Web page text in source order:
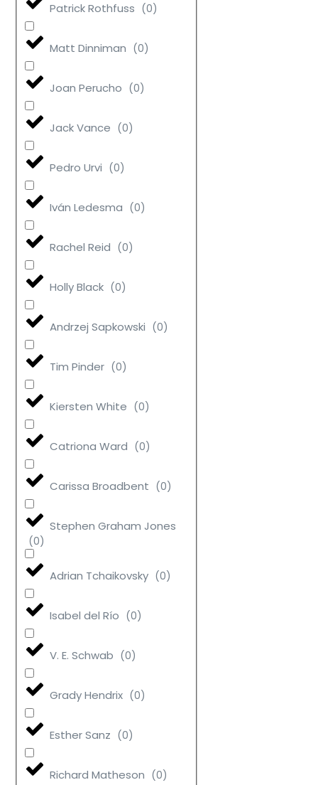
Patrick Rothfuss (0)
Matt Dinniman (0)
Joan Perucho (0)
Jack Vance (0)
Pedro Urvi (0)
Iván Ledesma (0)
Rachel Reid (0)
Holly Black (0)
Andrzej Sapkowski (0)
Tim Pinder (0)
Kiersten White (0)
Catriona Ward (0)
Carissa Broadbent (0)
Stephen Graham Jones
(0)
Adrian Tchaikovsky (0)
Isabel del Río (0)
V. E. Schwab (0)
Grady Hendrix (0)
Esther Sanz (0)
Richard Matheson (0)